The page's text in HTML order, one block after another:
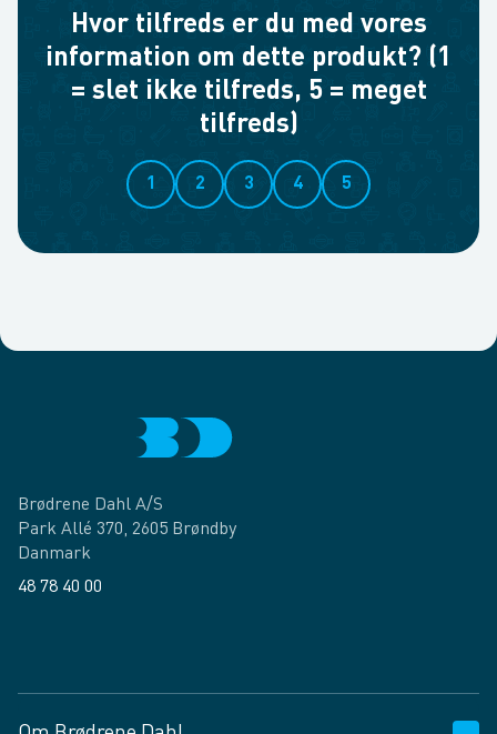
Hvor tilfreds er du med vores
information om dette produkt? (1
= slet ikke tilfreds, 5 = meget
tilfreds)
1 2 3 4 5
Brødrene Dahl A/S
Park Allé 370, 2605 Brøndby
Danmark
48 78 40 00